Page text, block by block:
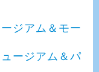
ジアム＆モー
ージアム＆パ